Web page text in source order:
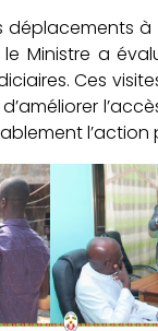
déplacements
Ministre a
Ces